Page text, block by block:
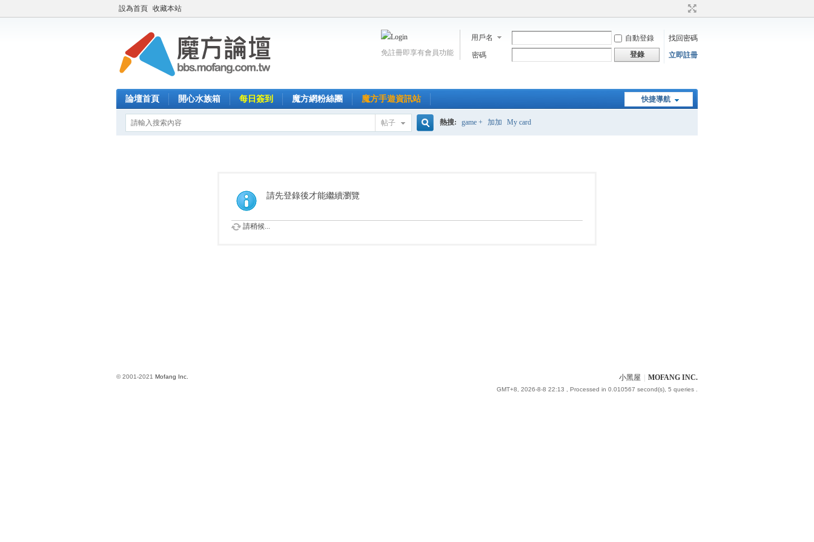
設為首頁 收藏本站
用戶名 自動登錄
找回密碼
密碼
登錄 立即註冊
免註冊即享有會員功能
快捷導航
論壇首頁 開心水族箱 每日簽到 魔方網粉絲團 魔方手遊資訊站
帖子 熱搜: game + 加加 My card
請先登錄後才能繼續瀏覽
請稍候...
小黑屋 MOFANG INC.
GMT+8, 2026-8-8 22:13 , Processed in 0.010567 second(s), 5 queries .
© 2001-2021 Mofang Inc.